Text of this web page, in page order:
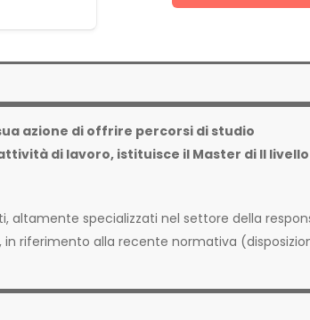
azione di offrire percorsi di studio
di lavoro, istituisce il Master di II
altamente specializzati nel settore della
in riferimento alla recente normativa